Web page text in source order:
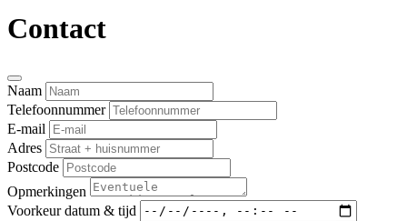
Contact
Naam
Telefoonnummer
E-mail
Adres
Postcode
Opmerkingen
Voorkeur datum & tijd